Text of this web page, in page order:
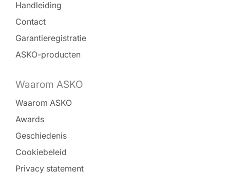
Handleiding
Contact
Garantieregistratie
ASKO-producten
Waarom ASKO
Waarom ASKO
Awards
Geschiedenis
Cookiebeleid
Privacy statement